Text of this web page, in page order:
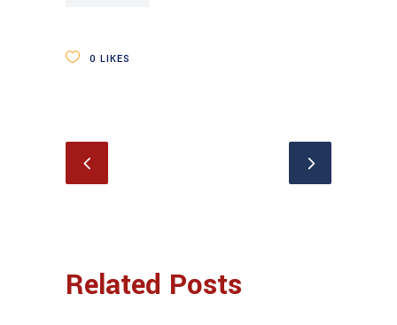
0 LIKES
Related Posts